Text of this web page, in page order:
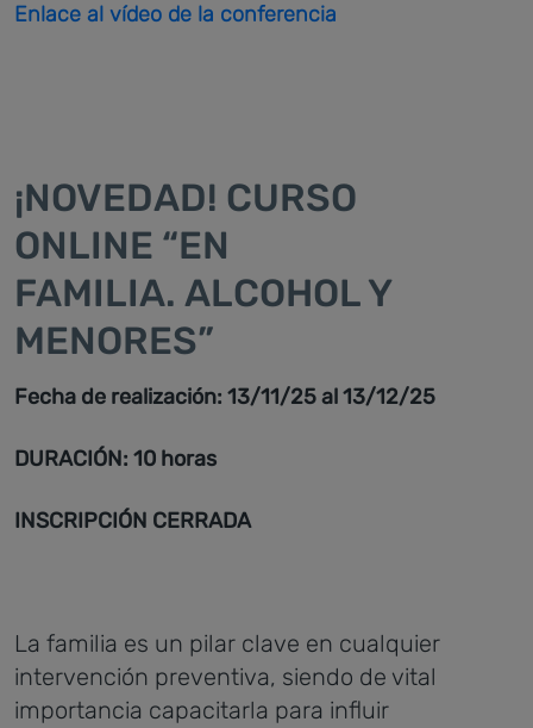
Enlace al vídeo de la conferencia
¡NOVEDAD! CURSO
ONLINE “EN
FAMILIA. ALCOHOL Y
MENORES”
Fecha de realización: 13/11/25 al 13/12/25
DURACIÓN: 10 horas
INSCRIPCIÓN CERRADA
La familia es un pilar clave en cualquier
intervención preventiva, siendo de vital
importancia capacitarla para influir